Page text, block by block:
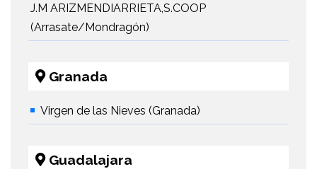
J.M ARIZMENDIARRIETA,S.COOP
(Arrasate/Mondragón)
Granada
Virgen de las Nieves (Granada)
Guadalajara